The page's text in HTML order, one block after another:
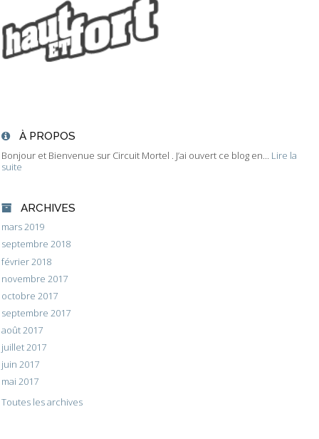
À PROPOS
Bonjour et Bienvenue sur Circuit Mortel . J’ai ouvert ce blog en... Lire la
suite
ARCHIVES
mars 2019
septembre 2018
février 2018
novembre 2017
octobre 2017
septembre 2017
août 2017
juillet 2017
juin 2017
mai 2017
Toutes les archives